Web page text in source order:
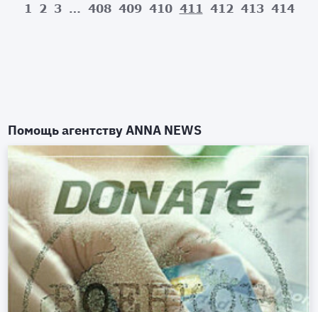
1 2 3 … 408 409 410 411 412 413 414
Помощь агентствуANNA NEWS